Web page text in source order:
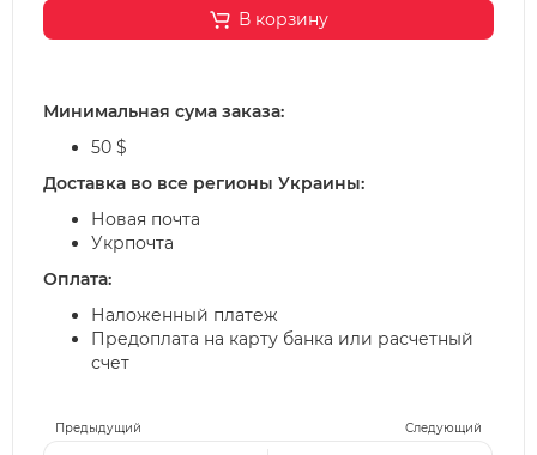
Предыдущий Следующий
В корзину
Минимальная сума заказа:
50 $
Доставка во все регионы Украины:
Новая почта
Укрпочта
Оплата:
Наложенный платеж
Предоплата на карту банка или расчетный
счет